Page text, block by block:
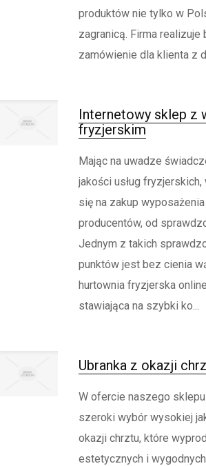
produktów nie tylko w
zagranicą. Firma realizuje
zamówienie dla klienta z
Internetowy sklep z
fryzjerskim
Mając na uwadze
jakości usług
się na zakup
producentów, od
Jednym z takich
punktów jest bez cienia
hurtownia fryzjerska
stawiająca na szybki ko...
Ubranka z okazji
W ofercie naszego
szeroki wybór wysokiej
okazji chrztu, które
estetycznych i wygodnych